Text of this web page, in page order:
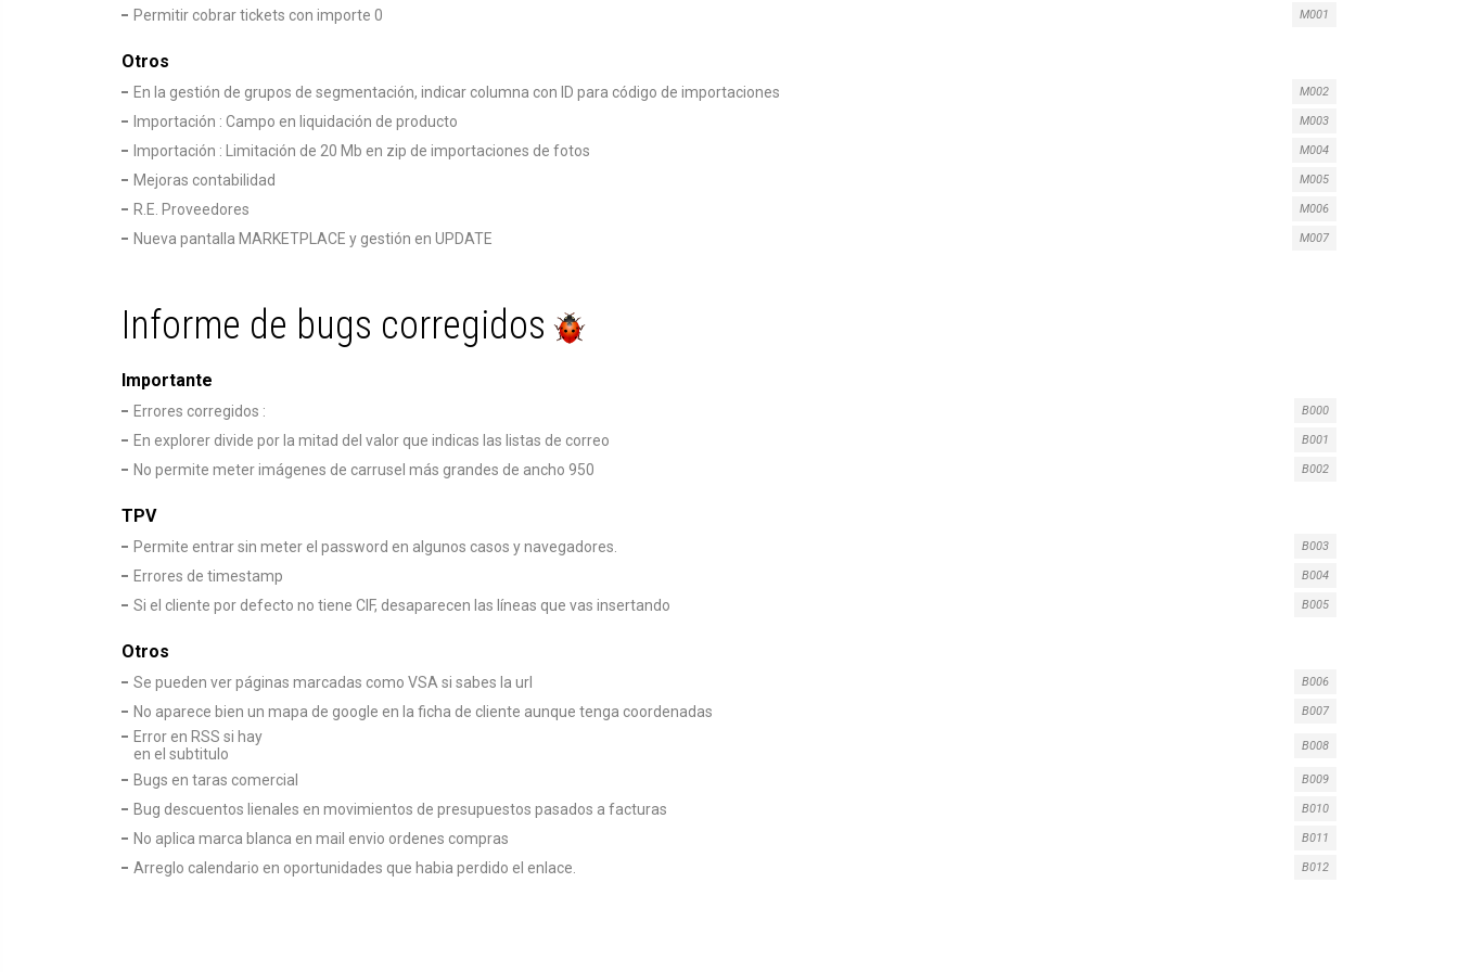
Permitir cobrar tickets con importe 0 M001
Otros
En la gestión de grupos de segmentación, indicar columna con ID para código de importaciones M002
Importación : Campo en liquidación de producto M003
Importación : Limitación de 20 Mb en zip de importaciones de fotos M004
Mejoras contabilidad M005
R.E. Proveedores M006
Nueva pantalla MARKETPLACE y gestión en UPDATE M007
Informe de bugs corregidos
Importante
Errores corregidos : B000
En explorer divide por la mitad del valor que indicas las listas de correo B001
No permite meter imágenes de carrusel más grandes de ancho 950 B002
TPV
Permite entrar sin meter el password en algunos casos y navegadores. B003
Errores de timestamp B004
Si el cliente por defecto no tiene CIF, desaparecen las líneas que vas insertando B005
Otros
Se pueden ver páginas marcadas como VSA si sabes la url B006
No aparece bien un mapa de google en la ficha de cliente aunque tenga coordenadas B007
Error en RSS si hay
en el subtitulo
B008
Bugs en taras comercial B009
Bug descuentos lienales en movimientos de presupuestos pasados a facturas B010
No aplica marca blanca en mail envio ordenes compras B011
Arreglo calendario en oportunidades que habia perdido el enlace. B012